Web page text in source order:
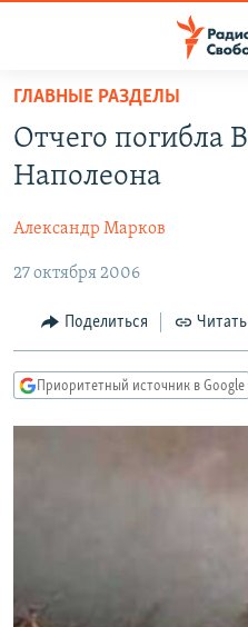
упрощенного
доступа
Вернуться
основному
Вернутся
главной
навигации
Вернутся
ЦИТАТЫ СВОБОДЫ
МНЕНИЯ
КУЛЬТУРА
IDEL.РЕАЛИИ
КАВКАЗ.РЕАЛИИ
СОЦИАЛЬНЫЕ СЕТИ
ГЛАВНЫЕ РАЗДЕЛЫ
Отчего погибла
Наполеона
Александр Марков
27 октября 2006
Поделиться
Приоритетный источник в Google